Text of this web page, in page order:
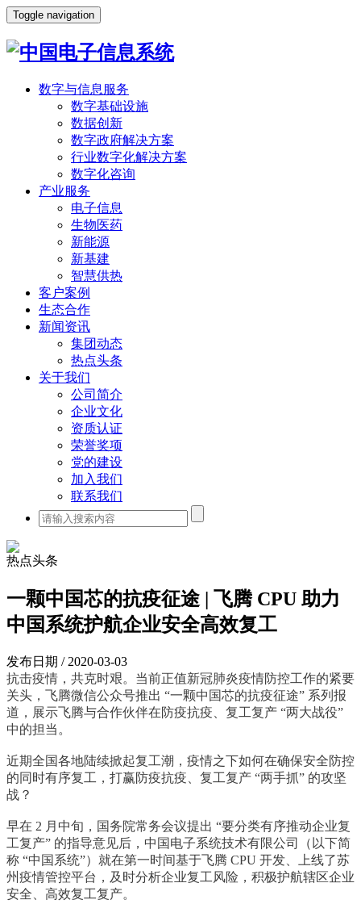
Toggle navigation
数字与信息服务
数字基础设施
数据创新
数字政府解决方案
行业数字化解决方案
数字化咨询
产业服务
电子信息
生物医药
新能源
新基建
智慧供热
客户案例
生态合作
新闻资讯
集团动态
热点头条
关于我们
公司简介
企业文化
资质认证
荣誉奖项
党的建设
加入我们
联系我们
热点头条
一颗中国芯的抗疫征途 | 飞腾 CPU 助力
中国系统护航企业安全高效复工
发布日期 / 2020-03-03
抗击疫情，共克时艰。当前正值新冠肺炎疫情防控工作的紧要
关头，飞腾微信公众号推出 “一颗中国芯的抗疫征途” 系列报
道，展示飞腾与合作伙伴在防疫抗疫、复工复产 “两大战役”
中的担当。
近期全国各地陆续掀起复工潮，疫情之下如何在确保安全防控
的同时有序复工，打赢防疫抗疫、复工复产 “两手抓” 的攻坚
战？
早在 2 月中旬，国务院常务会议提出 “要分类有序推动企业复
工复产” 的指导意见后，中国电子系统技术有限公司（以下简
称 “中国系统”）就在第一时间基于飞腾 CPU 开发、上线了苏
州疫情管控平台，及时分析企业复工风险，积极护航辖区企业
安全、高效复工复产。